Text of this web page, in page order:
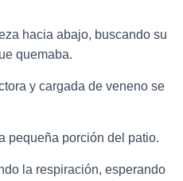
hacia abajo, buscando su
quemaba.
y cargada de veneno se
pequeña porción del patio.
la respiración, esperando